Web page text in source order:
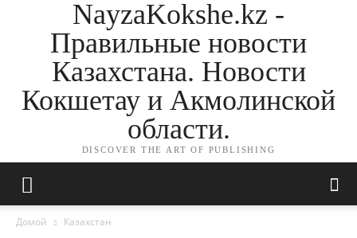
NayzaKokshe.kz -
Правильные новости
Казахстана. Новости
Кокшетау и Акмолинской
области.
DISCOVER THE ART OF PUBLISHING
Домой Казахстан